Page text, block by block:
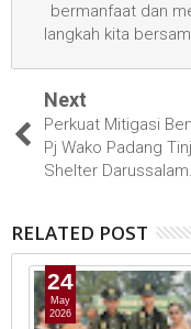
bermanfaat dan
langkah kita
Next
Perkuat Mitigasi
Pj Wako Padang
Shelter Darussalam.
RELATED POST
24
May
2026